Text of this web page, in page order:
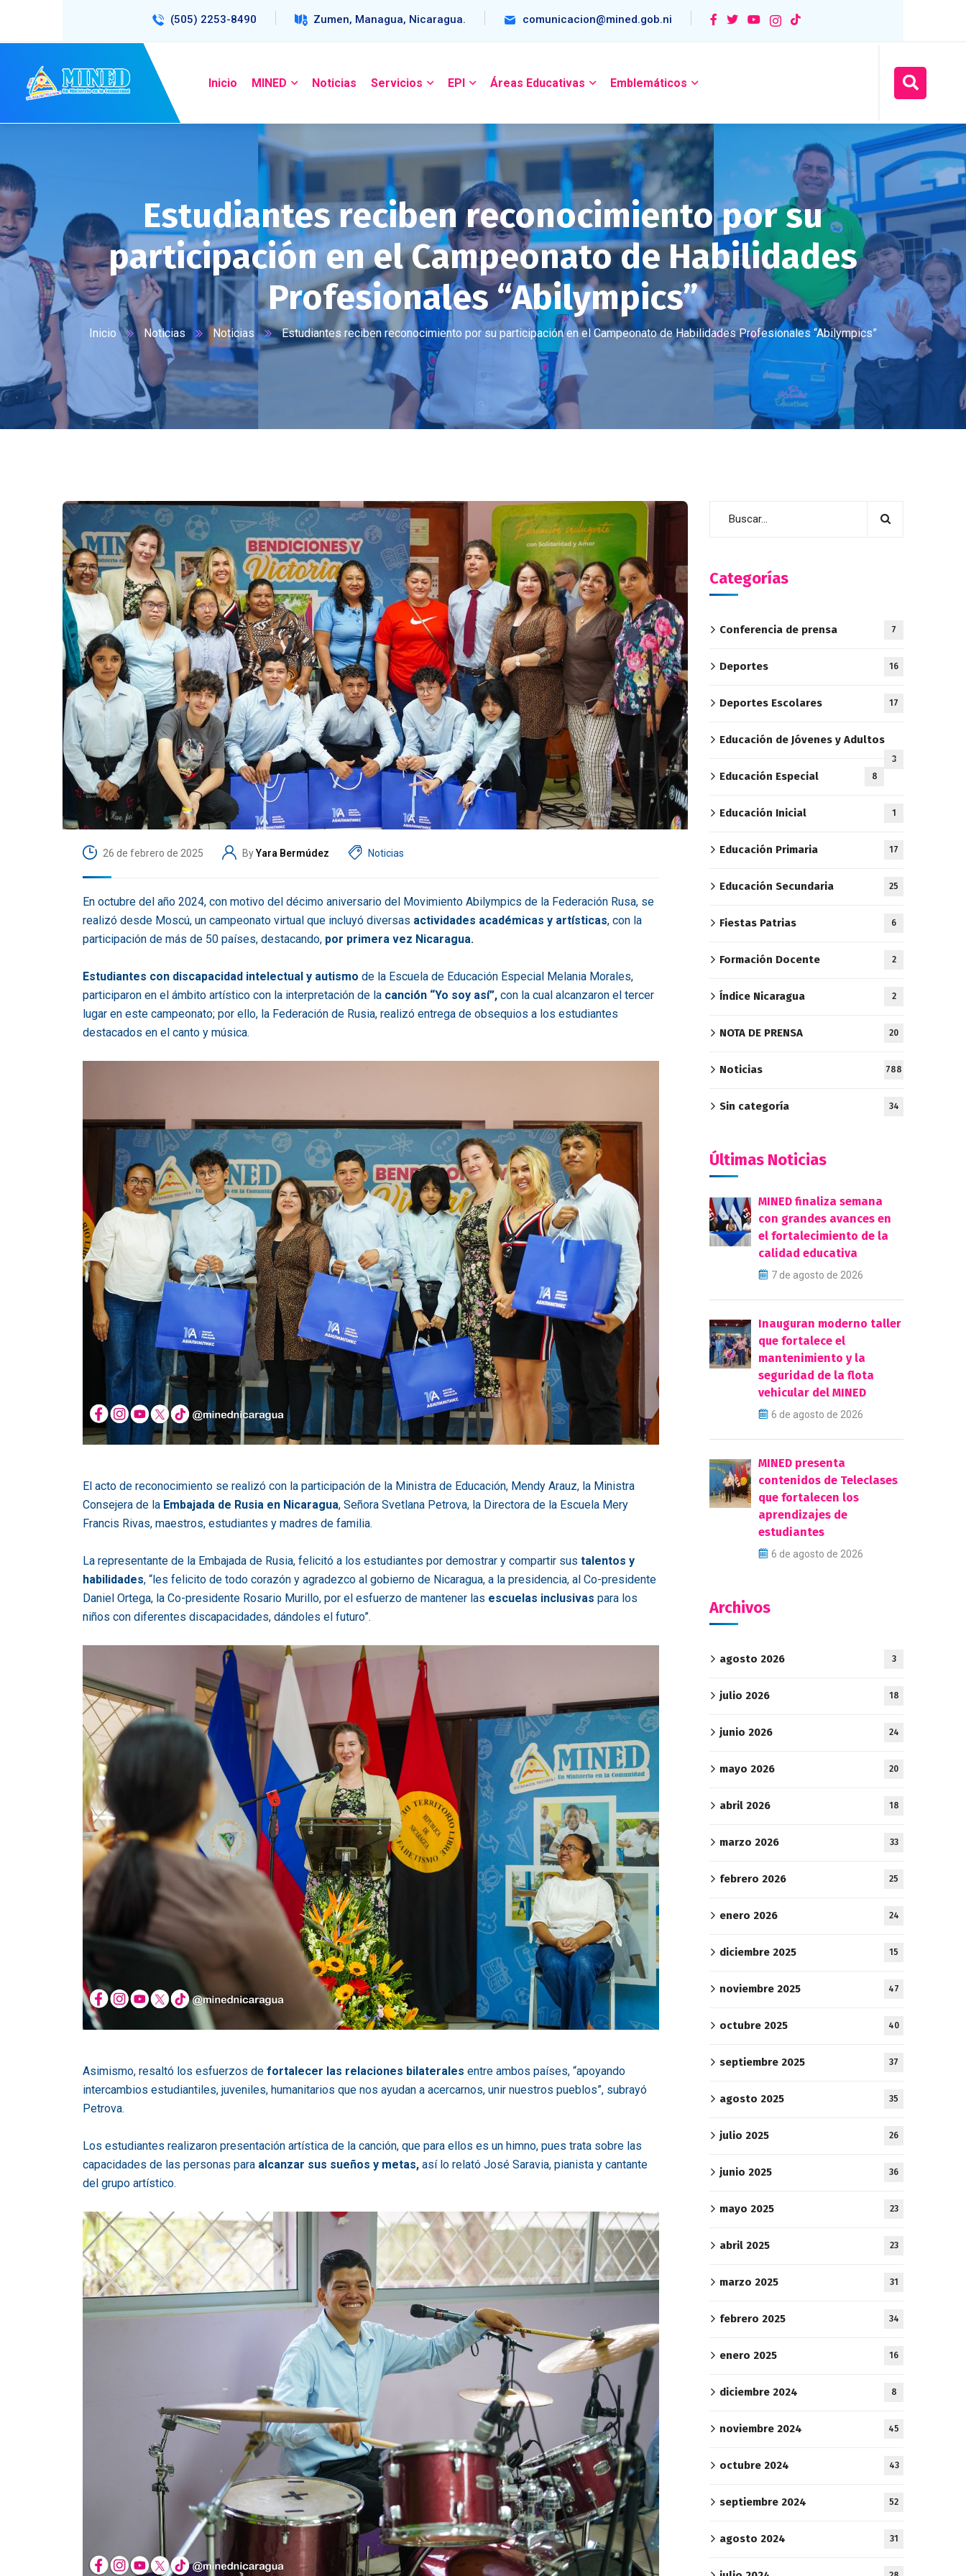
(505) 2253-8490 Zumen, Managua, Nicaragua. comunicacion@mined.gob.ni
Inicio MINED Noticias Servicios EPI Áreas Educativas Emblemáticos
Estudiantes reciben reconocimiento por su
participación en el Campeonato de Habilidades
Profesionales “Abilympics”
Inicio Noticias Noticias Estudiantes reciben reconocimiento por su participación en el Campeonato de Habilidades Profesionales “Abilympics”
26 de febrero de 2025 ByYara Bermúdez Noticias
En octubre del año 2024, con motivo del décimo aniversario del Movimiento Abilympics de la Federación Rusa, se
realizó desde Moscú, un campeonato virtual que incluyó diversas actividades académicas y artísticas, con la
participación de más de 50 países, destacando, por primera vez Nicaragua.
Estudiantes con discapacidad intelectual y autismo de la Escuela de Educación Especial Melania Morales,
participaron en el ámbito artístico con la interpretación de la canción “Yo soy así”, con la cual alcanzaron el tercer
lugar en este campeonato; por ello, la Federación de Rusia, realizó entrega de obsequios a los estudiantes
destacados en el canto y música.
El acto de reconocimiento se realizó con la participación de la Ministra de Educación, Mendy Arauz, la Ministra
Consejera de la Embajada de Rusia en Nicaragua, Señora Svetlana Petrova, la Directora de la Escuela Mery
Francis Rivas, maestros, estudiantes y madres de familia.
La representante de la Embajada de Rusia, felicitó a los estudiantes por demostrar y compartir sus talentos y
habilidades, “les felicito de todo corazón y agradezco al gobierno de Nicaragua, a la presidencia, al Co-presidente
Daniel Ortega, la Co-presidente Rosario Murillo, por el esfuerzo de mantener las escuelas inclusivas para los
niños con diferentes discapacidades, dándoles el futuro”.
Asimismo, resaltó los esfuerzos de fortalecer las relaciones bilaterales entre ambos países, “apoyando
intercambios estudiantiles, juveniles, humanitarios que nos ayudan a acercarnos, unir nuestros pueblos”, subrayó
Petrova.
Los estudiantes realizaron presentación artística de la canción, que para ellos es un himno, pues trata sobre las
capacidades de las personas para alcanzar sus sueños y metas, así lo relató José Saravia, pianista y cantante
del grupo artístico.
Categorías
Conferencia de prensa 7
Deportes 16
Deportes Escolares 17
Educación de Jóvenes y Adultos
3
Educación Especial 8
Educación Inicial 1
Educación Primaria 17
Educación Secundaria 25
Fiestas Patrias 6
Formación Docente 2
Índice Nicaragua 2
NOTA DE PRENSA 20
Noticias 788
Sin categoría 34
Últimas Noticias
MINED finaliza semana
con grandes avances en
el fortalecimiento de la
calidad educativa
7 de agosto de 2026
Inauguran moderno taller
que fortalece el
mantenimiento y la
seguridad de la flota
vehicular del MINED
6 de agosto de 2026
MINED presenta
contenidos de Teleclases
que fortalecen los
aprendizajes de
estudiantes
6 de agosto de 2026
Archivos
agosto 2026 3
julio 2026 18
junio 2026 24
mayo 2026 20
abril 2026 18
marzo 2026 33
febrero 2026 25
enero 2026 24
diciembre 2025 15
noviembre 2025 47
octubre 2025 40
septiembre 2025 37
agosto 2025 35
julio 2025 26
junio 2025 36
mayo 2025 23
abril 2025 23
marzo 2025 31
febrero 2025 34
enero 2025 16
diciembre 2024 8
noviembre 2024 45
octubre 2024 43
septiembre 2024 52
agosto 2024 31